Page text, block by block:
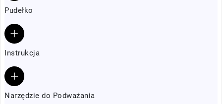
Pudełko
Instrukcja
Narzędzie do Podważania